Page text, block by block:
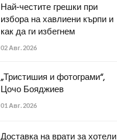
Най-честите грешки при
избора на хавлиени кърпи и
как да ги избегнем
02 Авг. 2026
„Тристишия и фотограми“,
Цочо Бояджиев
01 Авг. 2026
Доставка на врати за хотели